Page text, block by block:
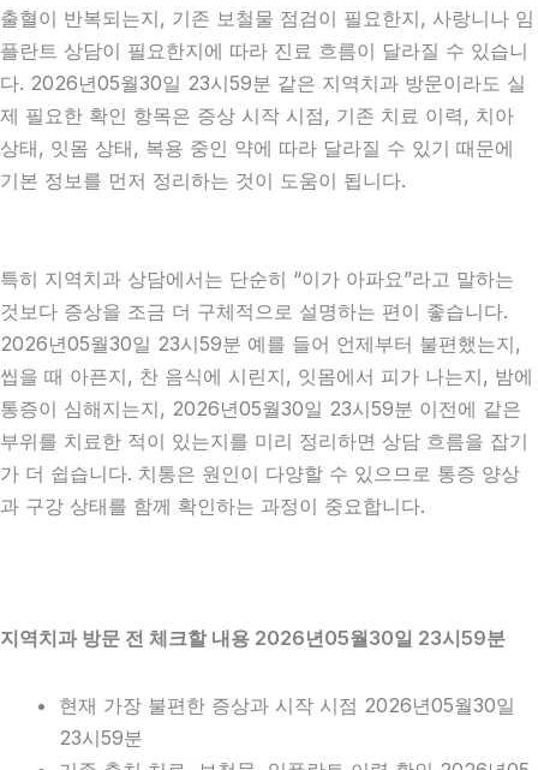
출혈이 반복되는지, 기존 보철물 점검이 필요한지, 사랑니나 임
플란트 상담이 필요한지에 따라 진료 흐름이 달라질 수 있습니
다. 2026년05월30일 23시59분 같은 지역치과 방문이라도 실
제 필요한 확인 항목은 증상 시작 시점, 기존 치료 이력, 치아
상태, 잇몸 상태, 복용 중인 약에 따라 달라질 수 있기 때문에
기본 정보를 먼저 정리하는 것이 도움이 됩니다.
특히 지역치과 상담에서는 단순히 “이가 아파요”라고 말하는
것보다 증상을 조금 더 구체적으로 설명하는 편이 좋습니다.
2026년05월30일 23시59분 예를 들어 언제부터 불편했는지,
씹을 때 아픈지, 찬 음식에 시린지, 잇몸에서 피가 나는지, 밤에
통증이 심해지는지, 2026년05월30일 23시59분 이전에 같은
부위를 치료한 적이 있는지를 미리 정리하면 상담 흐름을 잡기
가 더 쉽습니다. 치통은 원인이 다양할 수 있으므로 통증 양상
과 구강 상태를 함께 확인하는 과정이 중요합니다.
지역치과 방문 전 체크할 내용 2026년05월30일 23시59분
현재 가장 불편한 증상과 시작 시점 2026년05월30일
23시59분